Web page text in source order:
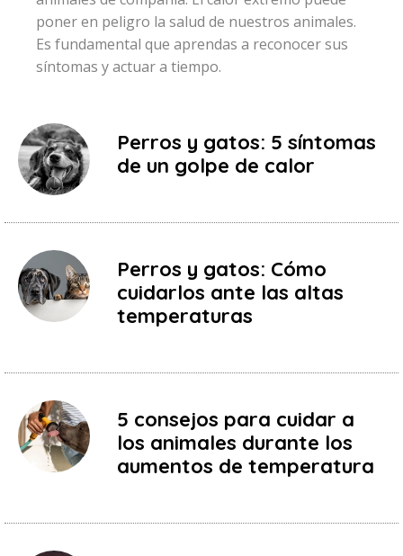
poner en peligro la salud de nuestros animales.
Es fundamental que aprendas a reconocer sus
síntomas y actuar a tiempo.
Perros y gatos: 5 síntomas
de un golpe de calor
Perros y gatos: Cómo
cuidarlos ante las altas
temperaturas
5 consejos para cuidar a
los animales durante los
aumentos de temperatura